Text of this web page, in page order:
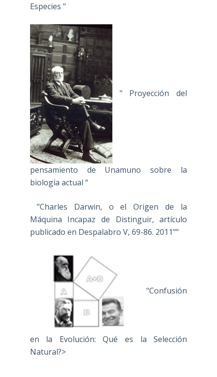
Especies "
" Proyección del
pensamiento de Unamuno sobre la
biología actual “
"Charles Darwin, o el Origen de la
Máquina Incapaz de Distinguir, artículo
publicado en Despalabro V, 69-86. 2011""
"Confusión
en la Evolución: Qué es la Selección
Natural?>